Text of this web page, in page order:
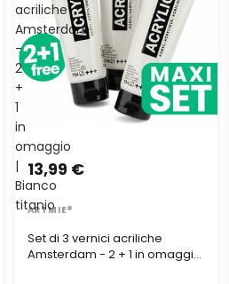
acriliche
Amsterdam
-
2
+
1
in
omaggio
|
Bianco
titanio
Set di 3 vernici acriliche
Amsterdam - 2 + 1 in omaggio
13,99 €
ARTMIE®